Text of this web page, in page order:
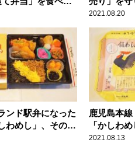
弁・東筑軒
2021.08.20
ンド駅弁になった
わめし」、その美
は？
鹿児島本
「かしわ
2021.08.13